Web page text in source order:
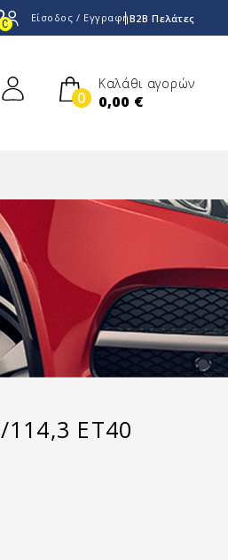
0 Είσοδος / ΕγγραφήB2B Πελάτες
0
Καλάθι αγορών
0,00 €
114,3 ET40